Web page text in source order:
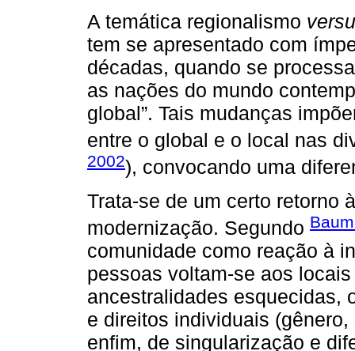
A temática regionalismo
tem se apresentado com
décadas, quando se
as nações do mundo
global”. Tais mudanças
entre o global e o local nas
2002), convocando uma
Trata-se de um certo retorno
modernização. Segundo
comunidade como reação à
pessoas voltam-se aos
ancestralidades esquecidas,
e direitos individuais
enfim, de singularização e